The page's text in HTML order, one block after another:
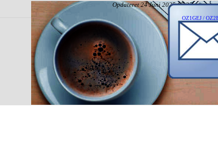
Opdateret 24 Juni 2025 17:35
OZ1GEJ /